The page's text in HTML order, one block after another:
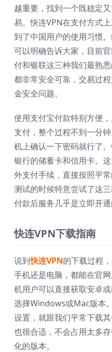
越重要，找到一个既稳定
易。快连VPN在支付方式
到了中国用户的使用习惯
可以明确告诉大家，目前
付和银联这三种我们最熟
都非常安全可靠，交易过
金安全问题。
使用支付宝付款特别方便
支付，整个过程不到一分
机上确认一下密码就行了
银行的储蓄卡和信用卡。
外支付手续，直接按照平
测试的时候特意尝试了这
付款后服务几乎是立即开通
快连VPN下载指南
说到快连VPN的下载过程
手机还是电脑，都能在官
机用户可以直接获取安卓
选择Windows或Mac版本
设置，就跟我们平常下载
也很合适，不会占用太多
化的版本。